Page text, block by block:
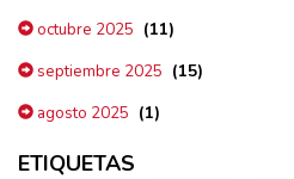
octubre 2025 (11)
septiembre 2025 (15)
agosto 2025 (1)
ETIQUETAS